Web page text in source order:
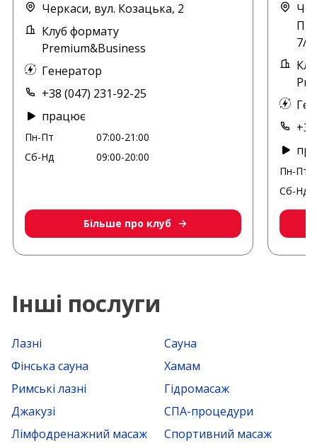
Черкаси, вул. Козацька, 2
Клуб формату
Premium&Business
Генератор
+38 (047) 231-92-25
працює
Пн-Пт
07:00-21:00
Сб-Нд
09:00-20:00
Більше про клуб
7/1
Пн-Пт
Сб-Нд
Інші послуги
Лазні
Сауна
Фінська сауна
Хамам
Римські лазні
Гідромасаж
Джакузі
СПА-процедури
Лімфодренажний масаж
Спортивний масаж